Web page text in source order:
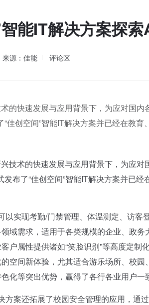
能IT解决方案探
来源：佳能 评论区
的快速发展与应用背景下，为应对国
佳创空间”智能IT解决方案并已经在教育
术的快速发展与应用背景下，为应对
布了“佳创空间”智能IT解决方案并已
实现考勤/门禁管理、体温测定、访客
域需求，适用于各类规模的企业、政
户属性提供诸如“笑脸识别”等高度定制
空间新体验，尤其适合游乐场所、校园
化等突出优势，赢得了各行各业用户一
案还拓展了校园安全管理的应用，通